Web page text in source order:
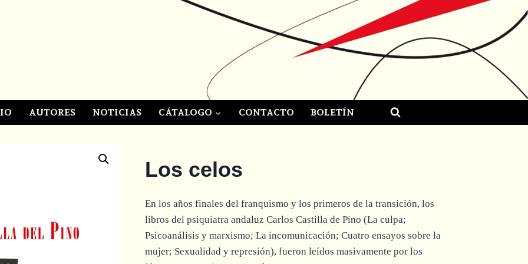
AUTORES NOTICIAS CÁTALOGO CONTACTO BOLETÍN
Los celos
En los años finales del franquismo y los primeros de la transición, los
libros del psiquiatra andaluz Carlos Castilla de Pino (La culpa;
Psicoanálisis y marxismo; La incomunicación; Cuatro ensayos sobre la
mujer; Sexualidad y represión), fueron leídos masivamente por los